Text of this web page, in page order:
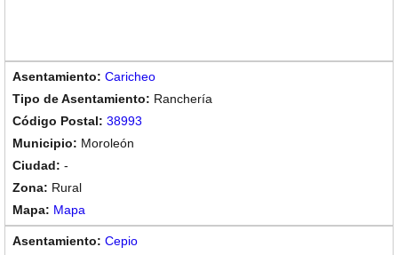
Caricheo
Ranchería
38993
Moroleón
-
Rural
Mapa
Cepio